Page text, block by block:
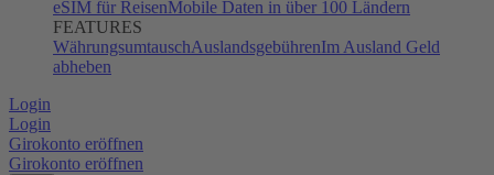
eSIM für ReisenMobile Daten in über 100 Ländern
FEATURES
WährungsumtauschAuslandsgebührenIm Ausland Geld
abheben
Login
Login
Girokonto eröffnen
Girokonto eröffnen